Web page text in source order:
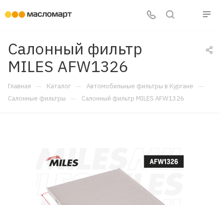
Салонный фильтр
MILES AFW1326
Главная — Каталог — Автомобильные фильтры в Кургане —
Салонные фильтры — Салонный фильтр MILES AFW1326